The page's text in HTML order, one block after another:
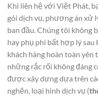
Khi liên hệ với Việt Phát,
gói dịch vụ, phương án xử
ban đầu. Chúng tôi không
hay phụ phí bất hợp lý
khách hàng hoàn toàn
những rắc rối không đáng
được xây dựng dựa trên
nghẽn, loại hình dịch vụ (